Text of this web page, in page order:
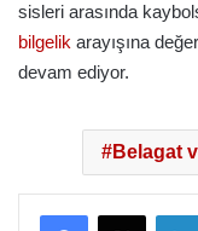
sisleri arasında
bilgelik arayışına
devam ediyor.
Belagat